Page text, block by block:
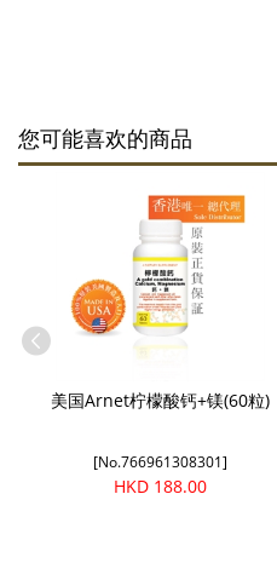
您可能喜欢的商品
美国Arnet柠檬酸钙+镁(60粒)
[No.766961308301]
HKD 188.00